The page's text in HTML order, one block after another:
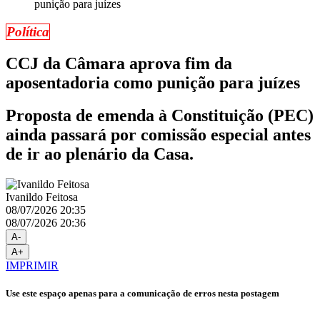
Política
CCJ da Câmara aprova fim da
aposentadoria como punição para juízes
Proposta de emenda à Constituição (PEC)
ainda passará por comissão especial antes
de ir ao plenário da Casa.
Ivanildo Feitosa
08/07/2026 20:35
08/07/2026 20:36
A-
A+
IMPRIMIR
Use este espaço apenas para a comunicação de erros nesta postagem